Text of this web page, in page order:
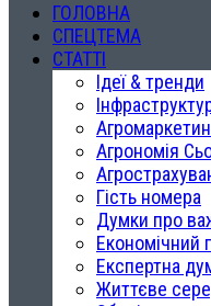
ГОЛОВНА
СПЕЦТЕМА
СТАТТІ
Ідеї & тренди
Агрономія
Гість номера
Думки про
Економічний
Експертна
Життєве